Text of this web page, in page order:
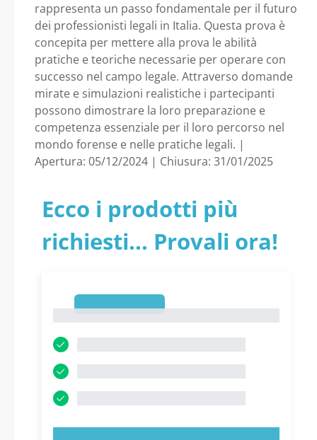
rappresenta un passo fondamentale per il futuro
dei professionisti legali in Italia. Questa prova è
concepita per mettere alla prova le abilità
pratiche e teoriche necessarie per operare con
successo nel campo legale. Attraverso domande
mirate e simulazioni realistiche i partecipanti
possono dimostrare la loro preparazione e
competenza essenziale per il loro percorso nel
mondo forense e nelle pratiche legali. |
Apertura: 05/12/2024 | Chiusura: 31/01/2025
Ecco i prodotti più
richiesti... Provali ora!